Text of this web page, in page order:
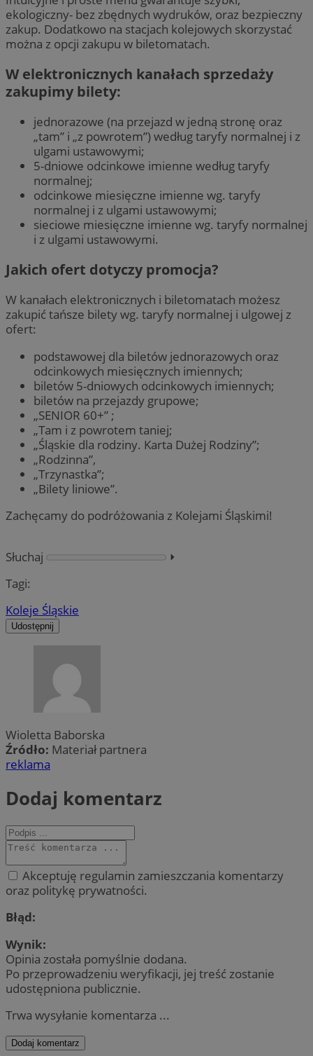
ekologiczny- bez zbędnych wydruków, oraz bezpieczny
zakup. Dodatkowo na stacjach kolejowych skorzystać
można z opcji zakupu w biletomatach.
W elektronicznych kanałach sprzedaży
zakupimy bilety:
jednorazowe (na przejazd w jedną stronę oraz
„tam” i „z powrotem”) według taryfy normalnej i z
ulgami ustawowymi;
5-dniowe odcinkowe imienne według taryfy
normalnej;
odcinkowe miesięczne imienne wg. taryfy
normalnej i z ulgami ustawowymi;
sieciowe miesięczne imienne wg. taryfy normalnej
i z ulgami ustawowymi.
Jakich ofert dotyczy promocja?
W kanałach elektronicznych i biletomatach możesz
zakupić tańsze bilety wg. taryfy normalnej i ulgowej z
ofert:
podstawowej dla biletów jednorazowych oraz
odcinkowych miesięcznych imiennych;
biletów 5-dniowych odcinkowych imiennych;
biletów na przejazdy grupowe;
„SENIOR 60+” ;
„Tam i z powrotem taniej;
„Śląskie dla rodziny. Karta Dużej Rodziny”;
„Rodzinna”,
„Trzynastka”;
„Bilety liniowe”.
Zachęcamy do podróżowania z Kolejami Śląskimi!
Słuchaj
⏵︎
Tagi:
Koleje Śląskie
Udostępnij
Wioletta Baborska
Źródło: Materiał partnera
reklama
Dodaj komentarz
Akceptuję regulamin zamieszczania komentarzy
oraz politykę prywatności.
Błąd:
Wynik:
Opinia została pomyślnie dodana.
Po przeprowadzeniu weryfikacji, jej treść zostanie
udostępniona publicznie.
Trwa wysyłanie komentarza ...
Dodaj komentarz